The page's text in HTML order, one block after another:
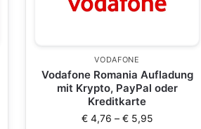
VODAFONE
Vodafone Romania Aufladung
mit Krypto, PayPal oder
Kreditkarte
€4,76 – €5,95